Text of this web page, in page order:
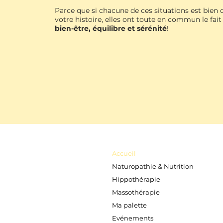
Parce que si chacune de ces situations est
votre histoire, elles ont toute en commun le fait
bien-être, équilibre et sérénité!
Accueil
Naturopathie & Nutrition
Hippothérapie
Massothérapie
Ma palette
Evénements